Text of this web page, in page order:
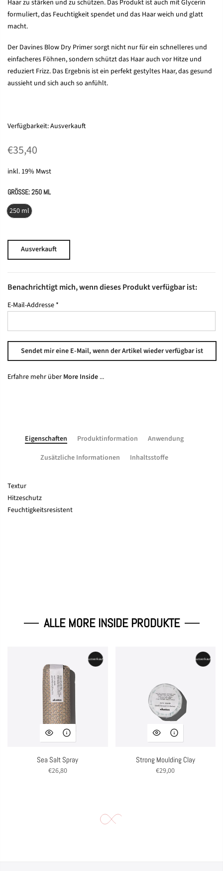
Haar zu stärken und zu schützen. Das Produkt ist auch mit Glycerin
formuliert, das Feuchtigkeit spendet und das Haar weich und glatt
macht.
Der Davines Blow Dry Primer sorgt nicht nur für ein schnelleres und
einfacheres Föhnen, sondern schützt das Haar auch vor Hitze und
reduziert Frizz. Das Ergebnis ist ein perfekt gestyltes Haar, das gesund
aussieht und sich auch so anfühlt.
Verfügbarkeit:Ausverkauft
€35,40
inkl. 19% Mwst
GRÖSSE:250 ML
250 ml
Ausverkauft
Benachrichtigt mich, wenn dieses Produkt verfügbar ist:
E-Mail-Addresse *
Erfahre mehr über More Inside ...
Eigenschaften Produktinformation
Anwendung
Zusätzliche Informationen
Inhaltsstoffe
Textur
Hitzeschutz
Feuchtigkeitsresistent
ALLE MORE INSIDE PRODUKTE
Ausverkauft
Sea Salt Spray
€26,80
Ausverkauft
Strong Moulding Clay
€29,00